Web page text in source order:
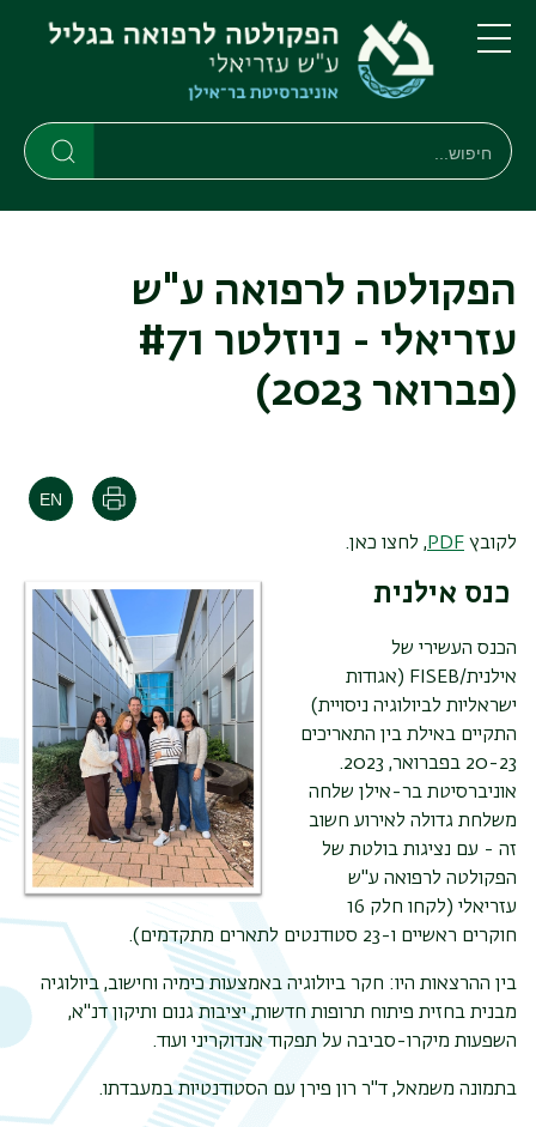
דילוג
לתוכן
העיקרי
דילוג
לתפריט
ניווט
ראשי
חיפוש
חיפוש
הפקולטה לרפואה ע"ש
עזריאלי - ניוזלטר #71
(פברואר 2023)
הדפסה
לקובץ PDF, לחצו כאן.
כנס אילנית
הכנס העשירי של
אילנית/FISEB (אגודות
ישראליות לביולוגיה ניסויית)
התקיים באילת בין התאריכים
20-23 בפברואר, 2023.
אוניברסיטת בר-אילן שלחה
משלחת גדולה לאירוע חשוב
זה - עם נציגות בולטת של
הפקולטה לרפואה ע"ש
עזריאלי (לקחו חלק 16
חוקרים ראשיים ו-23 סטודנטים לתארים מתקדמים).
בין ההרצאות היו: חקר ביולוגיה באמצעות כימיה וחישוב, ביולוגיה
מבנית בחזית פיתוח תרופות חדשות, יציבות גנום ותיקון דנ"א,
השפעות מיקרו-סביבה על תפקוד אנדוקריני ועוד.
בתמונה משמאל, ד"ר רון פירן עם הסטודנטיות במעבדתו.